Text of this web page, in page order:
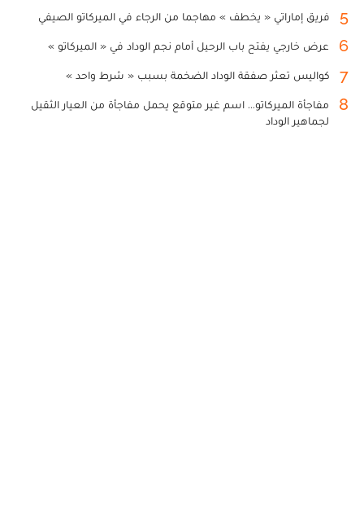
5 فريق إماراتي « يخطف » مهاجما من الرجاء في الميركاتو الصيفي
6 عرض خارجي يفتح باب الرحيل أمام نجم الوداد في « الميركاتو »
7 كواليس تعثر صفقة الوداد الضخمة بسبب « شرط واحد »
8
مفاجأة الميركاتو... اسم غير متوقع يحمل مفاجأة من العيار الثقيل
لجماهير الوداد